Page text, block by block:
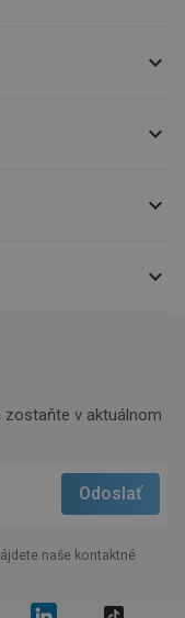




v aktuálnom
naše kontaktné